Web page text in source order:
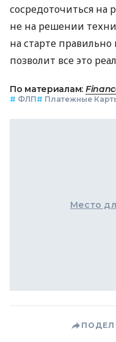
сосредоточиться на
не на решении
на старте
позволит все это
По материалам:
# ФЛП# Платежные
Место